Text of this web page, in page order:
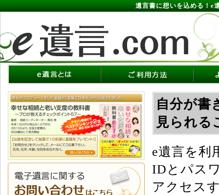
遺言書に想いを込める！e
自分が書
見られる
e遺言を利
IDとパス
アクセス